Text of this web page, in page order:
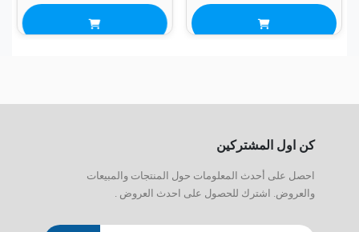
كن اول المشتركين
احصل على أحدث المعلومات حول المنتجات والمبيعات
والعروض. اشترك للحصول على احدث العروض .